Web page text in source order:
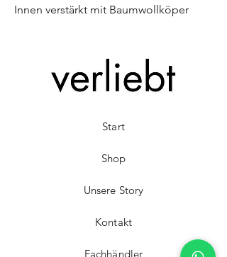
Innen verstärkt mit Baumwollköper
Start
Shop
Unsere Story
Kontakt
Fachhändler